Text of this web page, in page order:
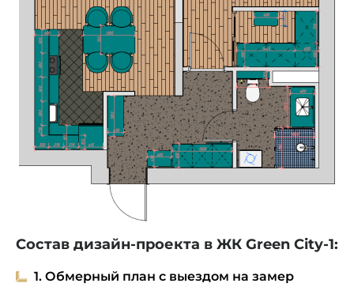
Состав дизайн-проекта в ЖК Green City-1:
1. Обмерный план с выездом на замер